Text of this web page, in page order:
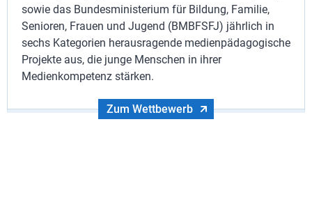
sowie das Bundesministerium für Bildung, Familie,
Senioren, Frauen und Jugend (BMBFSFJ) jährlich in
sechs Kategorien herausragende medienpädagogische
Projekte aus, die junge Menschen in ihrer
Medienkompetenz stärken.
Zum Wettbewerb